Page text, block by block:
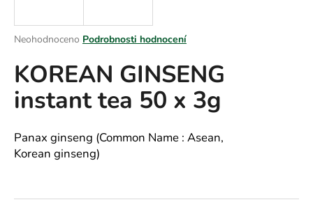
Průměrné
produktu
je
0,0
z
hvězdiček.
Neohodnoceno Podrobnosti hodnocení
KOREAN GINSENG
instant tea 50 x 3g
Panax ginseng (Common Name : Asean,
Korean ginseng)
j
t
?
HLEDAT